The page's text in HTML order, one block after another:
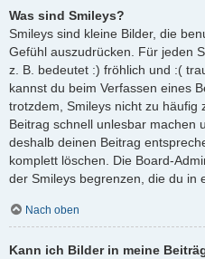
Was sind Smileys?
Smileys sind kleine Bilder, die
Gefühl auszudrücken. Für jeden
z. B. bedeutet :) fröhlich und :(
kannst du beim Verfassen eines
trotzdem, Smileys nicht zu häufig
Beitrag schnell unlesbar machen
deshalb deinen Beitrag
komplett löschen. Die Board-
der Smileys begrenzen, die du in
Nach oben
Kann ich Bilder in meine